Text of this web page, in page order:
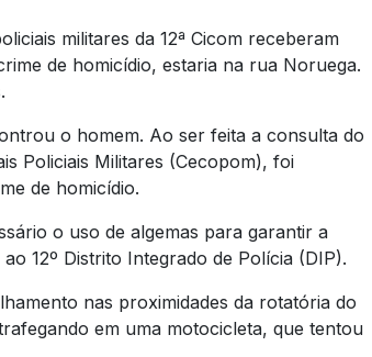
militares da 12ª Cicom receberam
de homicídio, estaria na rua Noruega.
o homem. Ao ser feita a consulta do
Policiais Militares (Cecopom), foi
de homicídio.
o uso de algemas para garantir a
12º Distrito Integrado de Polícia (DIP).
nas proximidades da rotatória do
em uma motocicleta, que tentou